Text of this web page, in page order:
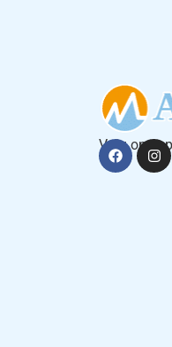
Volg ons op